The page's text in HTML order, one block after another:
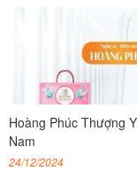
Hoàng Phúc Thượng
Nam
24/12/2024